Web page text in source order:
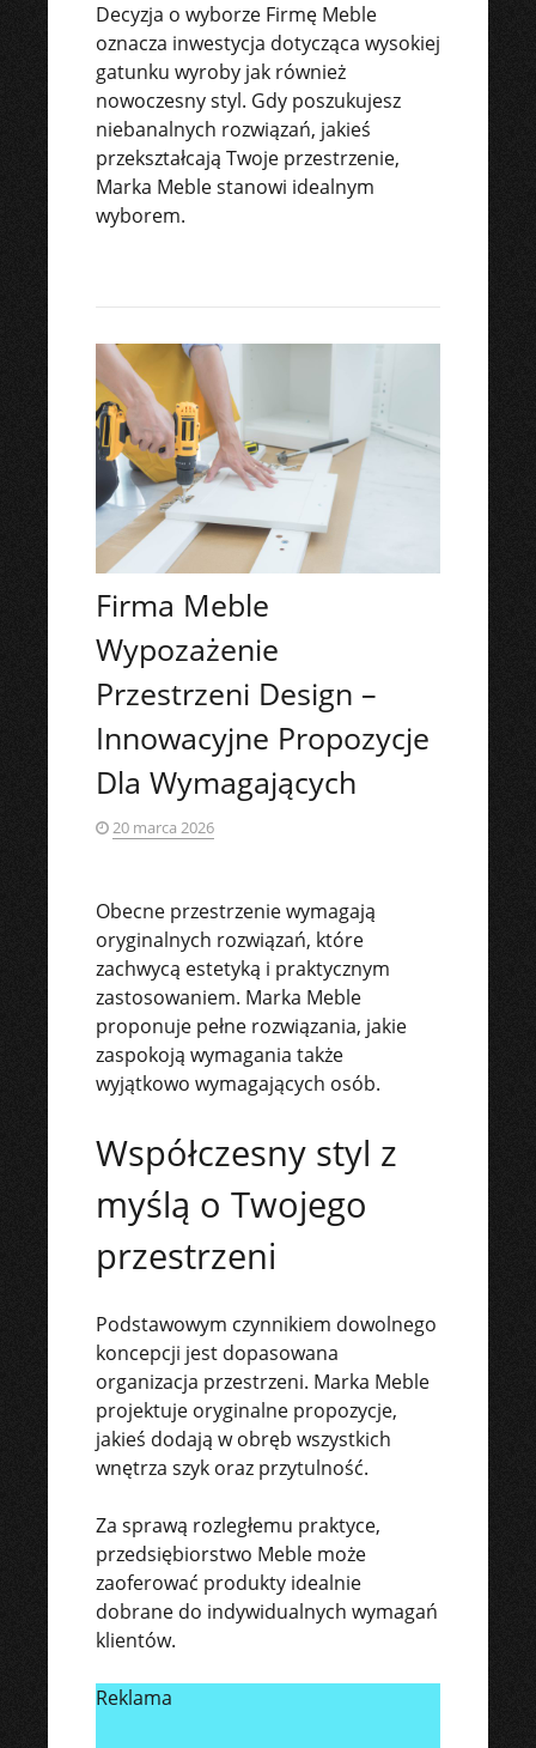
Decyzja o wyborze Firmę Meble
oznacza inwestycja dotycząca wysokiej
gatunku wyroby jak również
nowoczesny styl. Gdy poszukujesz
niebanalnych rozwiązań, jakieś
przekształcają Twoje przestrzenie,
Marka Meble stanowi idealnym
wyborem.
Firma Meble
Wypozażenie
Przestrzeni Design –
Innowacyjne Propozycje
Dla Wymagających
20 marca 2026
Obecne przestrzenie wymagają
oryginalnych rozwiązań, które
zachwycą estetyką i praktycznym
zastosowaniem. Marka Meble
proponuje pełne rozwiązania, jakie
zaspokoją wymagania także
wyjątkowo wymagających osób.
Współczesny styl z
myślą o Twojego
przestrzeni
Podstawowym czynnikiem dowolnego
koncepcji jest dopasowana
organizacja przestrzeni. Marka Meble
projektuje oryginalne propozycje,
jakieś dodają w obręb wszystkich
wnętrza szyk oraz przytulność.
Za sprawą rozległemu praktyce,
przedsiębiorstwo Meble może
zaoferować produkty idealnie
dobrane do indywidualnych wymagań
klientów.
Reklama